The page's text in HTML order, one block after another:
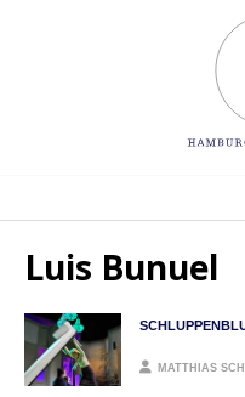
Luis Bunuel
MATTHIAS